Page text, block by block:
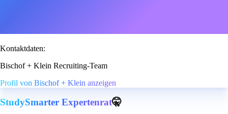
Kontaktdaten:
Bischof + Klein Recruiting-Team
Profil von Bischof + Klein anzeigen
StudySmarter Expertenrat🤫